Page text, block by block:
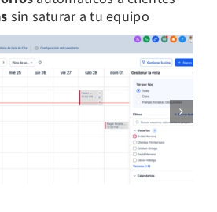
sin saturar a tu equipo